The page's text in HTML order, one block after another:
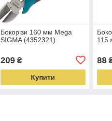
Бокорізи 160 мм Mega
SIGMA (4352321)
209₴
Купити
115
88